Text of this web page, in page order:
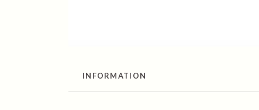
INFORMATION